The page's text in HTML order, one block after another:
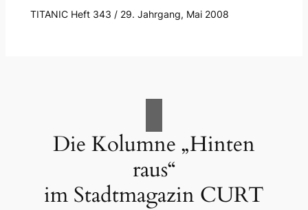
TITANIC Heft 343 / 29. Jahrgang, Mai 2008
Die Kolumne „Hinten
raus“
im Stadtmagazin CURT